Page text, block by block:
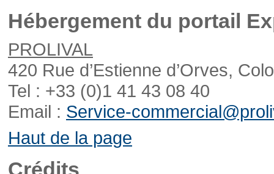
Hébergement du portail
PROLIVAL
420 Rue d’Estienne d’Orves,
Tel : +33 (0)1 41 43 08 40
Email : Service-
Haut de la page
Crédits